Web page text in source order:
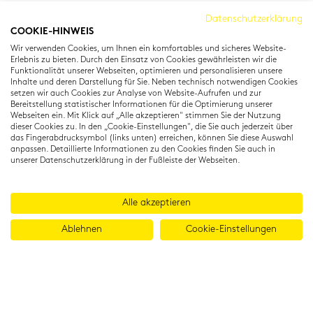
80333 München
T: +49 (0) 89 22 11 15
info@cambridgeinstitut.de
www.cambridgeinstitut.de
Datenschutzerklärung
COOKIE-HINWEIS
Wir verwenden Cookies, um Ihnen ein komfortables und sicheres Website-
Erlebnis zu bieten. Durch den Einsatz von Cookies gewährleisten wir die
Funktionalität unserer Webseiten, optimieren und personalisieren unsere
Inhalte und deren Darstellung für Sie. Neben technisch notwendigen Cookies
setzen wir auch Cookies zur Analyse von Website-Aufrufen und zur
Bereitstellung statistischer Informationen für die Optimierung unserer
Webseiten ein. Mit Klick auf „Alle akzeptieren" stimmen Sie der Nutzung
dieser Cookies zu. In den „Cookie-Einstellungen", die Sie auch jederzeit über
das Fingerabdrucksymbol (links unten) erreichen, können Sie diese Auswahl
anpassen. Detaillierte Informationen zu den Cookies finden Sie auch in
unserer Datenschutzerklärung in der Fußleiste der Webseiten.
Alle akzeptieren
Ablehnen Cookie-Einstellungen